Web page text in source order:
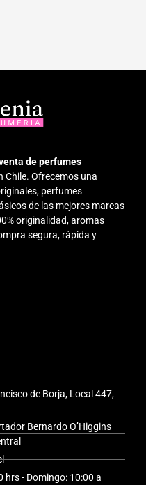
de perfumes
Chile. Ofrecemos una
perfumes
de las mejores marcas
originalidad, aromas
segura, rápida y
de Borja, Local 447,
Bernardo O’Higgins
hrs - Domingo: 10:00 a